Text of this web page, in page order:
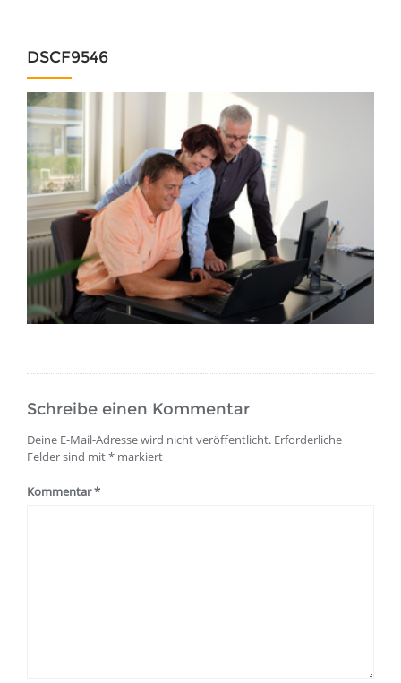
DSCF9546
Schreibe einen Kommentar
Deine E-Mail-Adresse wird nicht veröffentlicht. Erforderliche
Felder sind mit* markiert
Kommentar*